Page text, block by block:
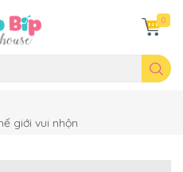
0
giới vui nhộn